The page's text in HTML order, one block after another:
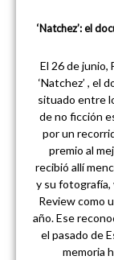
‘Natchez’: el
El 26 de junio,
‘Natchez’ , el
situado entre
de no ficción
por un
premio al
recibió allí
y su fotografía,
Review como
año. Ese
el pasado de
memoria